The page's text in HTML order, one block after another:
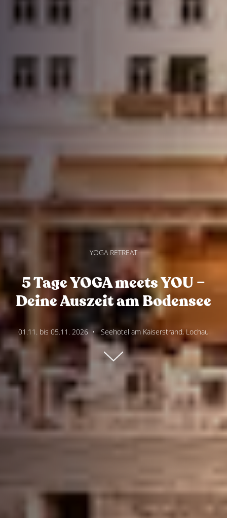
YOGA RETREAT
5 Tage YOGA meets YOU –
Deine Auszeit am Bodensee
01.11. bis 05.11. 2026 • Seehotel am Kaiserstrand, Lochau